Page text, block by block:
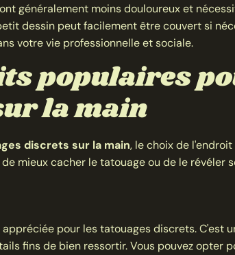
généralement moins douloureux et
dessin peut facilement être couvert si
votre vie professionnelle et sociale.
populaires
la main
discrets sur la main, le choix de
mieux cacher le tatouage ou de le révéler
pour les tatouages discrets. C'est
fins de bien ressortir. Vous pouvez opter